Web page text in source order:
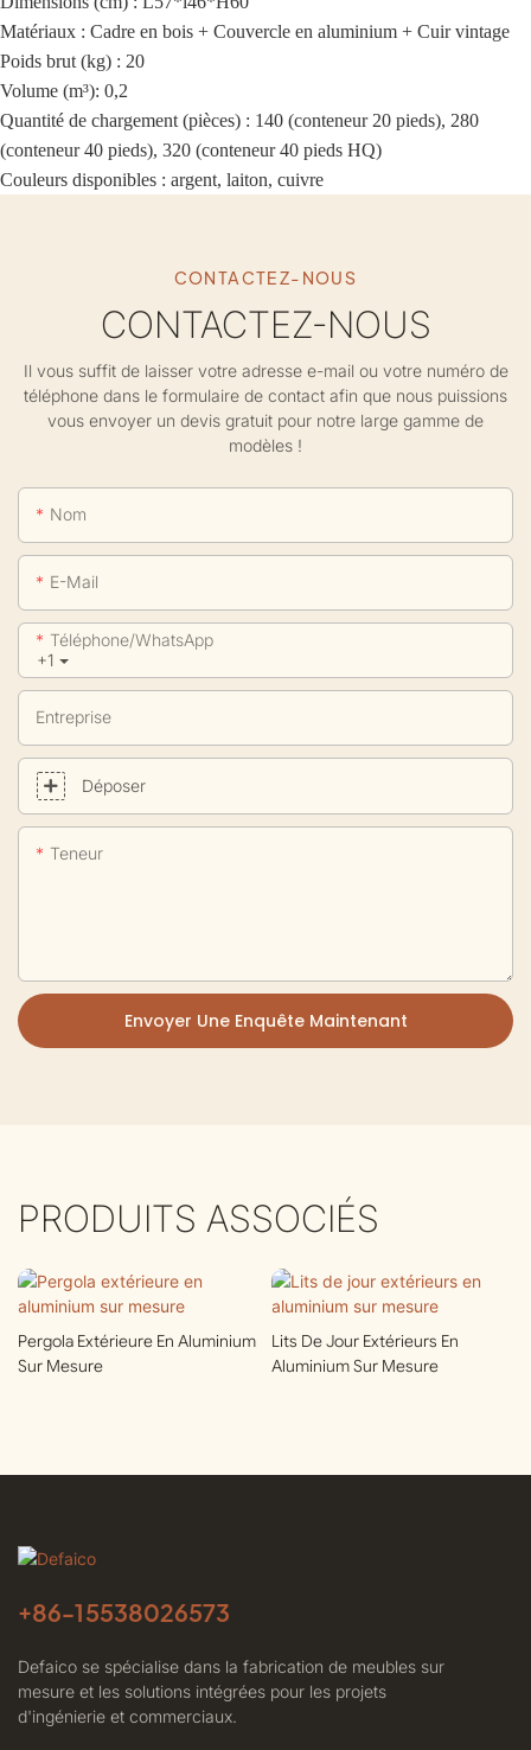
Matériaux : Cadre en bois + Couvercle en aluminium + Cuir vintage
Poids brut (kg) : 20
Volume (m³): 0,2
Quantité de chargement (pièces) : 140 (conteneur 20 pieds), 280
(conteneur 40 pieds), 320 (conteneur 40 pieds HQ)
Couleurs disponibles : argent, laiton, cuivre
CONTACTEZ-NOUS
CONTACTEZ-NOUS
Il vous suffit de laisser votre adresse e-mail ou votre numéro de
téléphone dans le formulaire de contact afin que nous puissions
vous envoyer un devis gratuit pour notre large gamme de
modèles !
Nom
E-Mail
+1
Téléphone/WhatsApp
Entreprise
Déposer
Teneur
Envoyer Une Enquête Maintenant
PRODUITS ASSOCIÉS
Pergola Extérieure En Aluminium
Sur Mesure
Lits De Jour Extérieurs En
Aluminium Sur Mesure
+86-15538026573
Defaico se spécialise dans la fabrication de meubles sur
mesure et les solutions intégrées pour les projets
d'ingénierie et commerciaux.